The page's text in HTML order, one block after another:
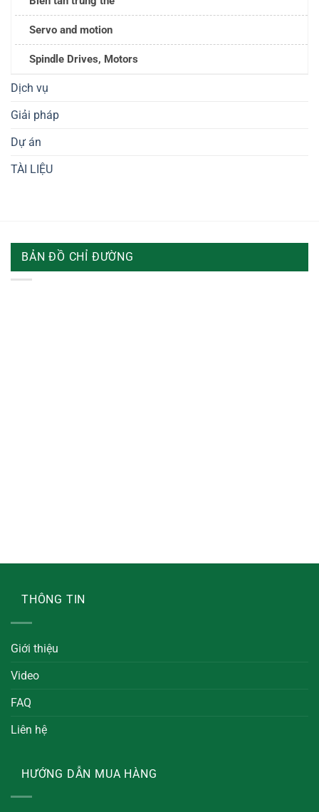
Servo and motion
Spindle Drives, Motors
Dịch vụ
Giải pháp
Dự án
TÀI LIỆU
BẢN ĐỒ CHỈ ĐƯỜNG
THÔNG TIN
Giới thiệu
Video
FAQ
Liên hệ
HƯỚNG DẪN MUA HÀNG